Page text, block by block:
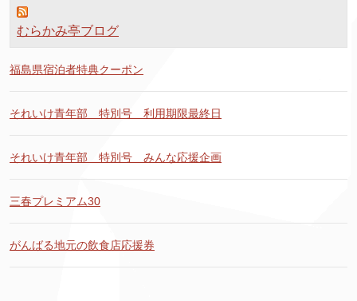
むらかみ亭ブログ
福島県宿泊者特典クーポン
それいけ青年部 特別号 利用期限最終日
それいけ青年部 特別号 みんな応援企画
三春プレミアム30
がんばる地元の飲食店応援券